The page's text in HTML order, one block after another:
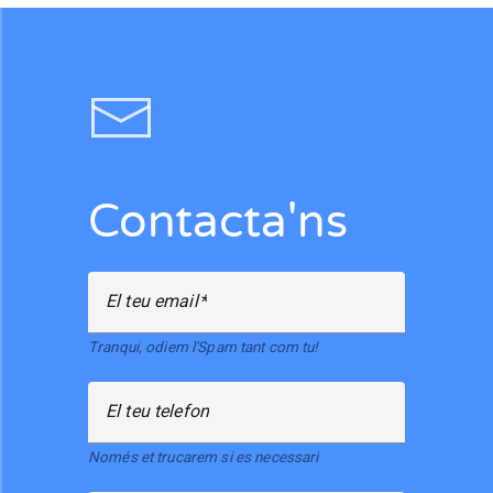
Contacta'ns
El teu email
Tranqui, odiem l'Spam tant com tu!
El teu telefon
Només et trucarem si es necessari